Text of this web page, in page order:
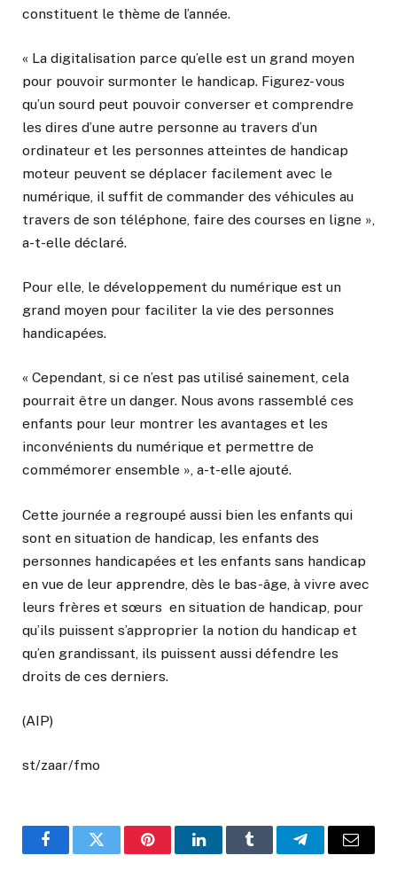
constituent le thème de l’année.
« La digitalisation parce qu’elle est un grand moyen
pour pouvoir surmonter le handicap. Figurez- vous
qu’un sourd peut pouvoir converser et comprendre
les dires d’une autre personne au travers d’un
ordinateur et les personnes atteintes de handicap
moteur peuvent se déplacer facilement avec le
numérique, il suffit de commander des véhicules au
travers de son téléphone, faire des courses en ligne »,
a-t-elle déclaré.
Pour elle, le développement du numérique est un
grand moyen pour faciliter la vie des personnes
handicapées.
« Cependant, si ce n’est pas utilisé sainement, cela
pourrait être un danger. Nous avons rassemblé ces
enfants pour leur montrer les avantages et les
inconvénients du numérique et permettre de
commémorer ensemble », a-t-elle ajouté.
Cette journée a regroupé aussi bien les enfants qui
sont en situation de handicap, les enfants des
personnes handicapées et les enfants sans handicap
en vue de leur apprendre, dès le bas-âge, à vivre avec
leurs frères et sœurs en situation de handicap, pour
qu’ils puissent s’approprier la notion du handicap et
qu’en grandissant, ils puissent aussi défendre les
droits de ces derniers.
(AIP)
st/zaar/fmo
FacebookTwitter PinterestLinkedInTumblr TelegramEmail